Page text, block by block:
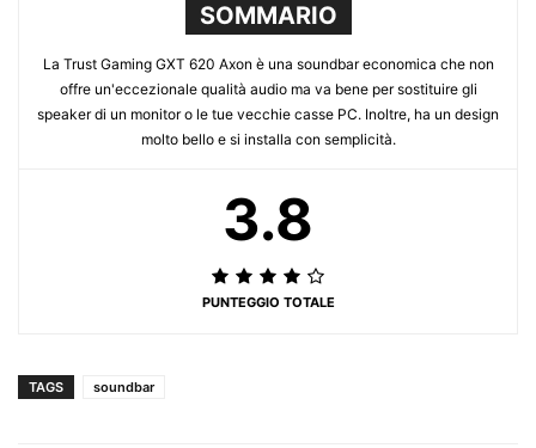
SOMMARIO
La Trust Gaming GXT 620 Axon è una soundbar economica che non
offre un'eccezionale qualità audio ma va bene per sostituire gli
speaker di un monitor o le tue vecchie casse PC. Inoltre, ha un design
molto bello e si installa con semplicità.
3.8
PUNTEGGIO TOTALE
TAGS soundbar